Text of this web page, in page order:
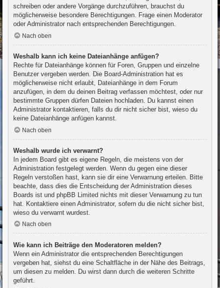
schreiben oder andere Vorgänge durchzuführen, brauchst du
möglicherweise besondere Berechtigungen. Frage einen Moderator
oder Administrator nach entsprechenden Berechtigungen.
Nach oben
Weshalb kann ich keine Dateianhänge anfügen?
Rechte für Dateianhänge können für Foren, Gruppen und einzelne
Benutzer vergeben werden. Die Board-Administration hat es
möglicherweise nicht erlaubt, Dateianhänge in dem Forum
anzufügen, in dem du deinen Beitrag verfassen möchtest, oder nur
bestimmte Gruppen dürfen Dateien hochladen. Du kannst einen
Administrator kontaktieren, falls du dir nicht sicher bist, wieso du
keine Dateianhänge anfügen kannst.
Nach oben
Weshalb wurde ich verwarnt?
In jedem Board gibt es eigene Regeln, die meistens von der
Administration festgelegt werden. Wenn du gegen eine dieser
Regeln verstoßen hast, kann sie dir eine Verwarnung erteilen. Bitte
beachte, dass dies die Entscheidung der Administration dieses
Boards ist und phpBB Limited nichts mit dieser Verwarnung zu tun
hat. Kontaktiere einen Administrator, sofern du die nicht sicher bist,
wieso du verwarnt wurdest.
Nach oben
Wie kann ich Beiträge den Moderatoren melden?
Wenn ein Administrator die entsprechenden Berechtigungen
vergeben hat, siehst du eine Schaltfläche in der Nähe des Beitrags,
um diesen zu melden. Du wirst dann durch die weiteren Schritte
geführt.